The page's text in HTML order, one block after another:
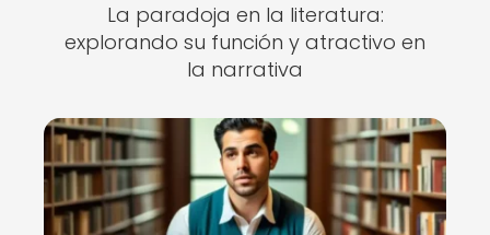
La paradoja en la literatura:
explorando su función y atractivo en
la narrativa